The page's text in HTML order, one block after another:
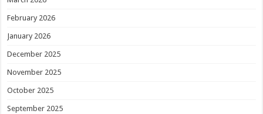
February 2026
January 2026
December 2025
November 2025
October 2025
September 2025